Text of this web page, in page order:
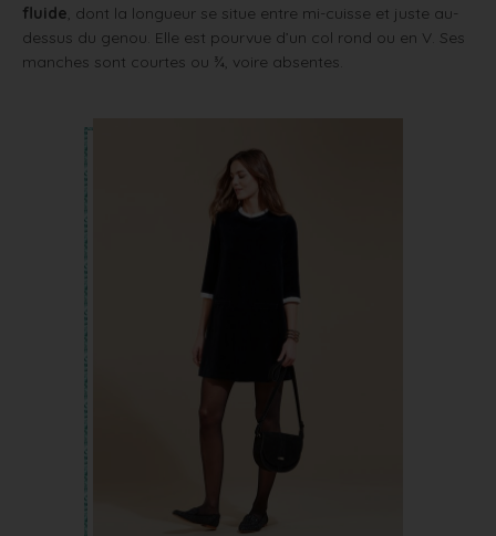
fluide , dont la longueur se situe entre mi-cuisse et juste au-
dessus du genou. Elle est pourvue d’un col rond ou en V. Ses
manches sont courtes ou ¾, voire absentes.